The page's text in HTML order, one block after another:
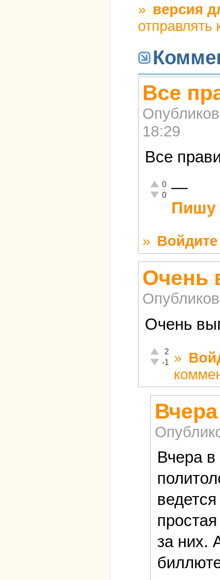
» версия
отправлять
Все
18:29
Все
Отлично!
0
Неадекватно!
0 —
Пишу
» Войдите
Очень
Очень
Отлично!
2
Неадекватно!
-1 »
Вчера
за них.